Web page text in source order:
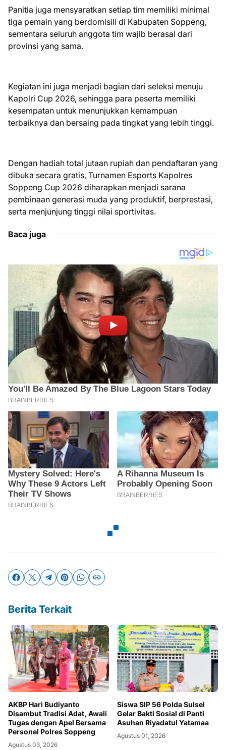
Panitia juga mensyaratkan setiap tim memiliki minimal
tiga pemain yang berdomisili di Kabupaten Soppeng,
sementara seluruh anggota tim wajib berasal dari
provinsi yang sama.
Kegiatan ini juga menjadi bagian dari seleksi menuju
Kapolri Cup 2026, sehingga para peserta memiliki
kesempatan untuk menunjukkan kemampuan
terbaiknya dan bersaing pada tingkat yang lebih tinggi.
Dengan hadiah total jutaan rupiah dan pendaftaran yang
dibuka secara gratis, Turnamen Esports Kapolres
Soppeng Cup 2026 diharapkan menjadi sarana
pembinaan generasi muda yang produktif, berprestasi,
serta menjunjung tinggi nilai sportivitas.
Baca juga
Berita Terkait
AKBP Hari Budiyanto
Disambut Tradisi Adat, Awali
Tugas dengan Apel Bersama
Personel Polres Soppeng
Agustus 03, 2026
Siswa SIP 56 Polda Sulsel
Gelar Bakti Sosial di Panti
Asuhan Riyadatul Yatamaa
Agustus 01, 2026